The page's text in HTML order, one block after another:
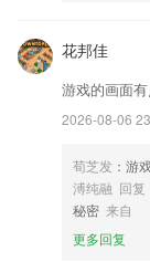
花邦佳
游戏的画面
2026-08-06
荀芝发 ：游
溥纯融 回复
秘密 来自
更多回复